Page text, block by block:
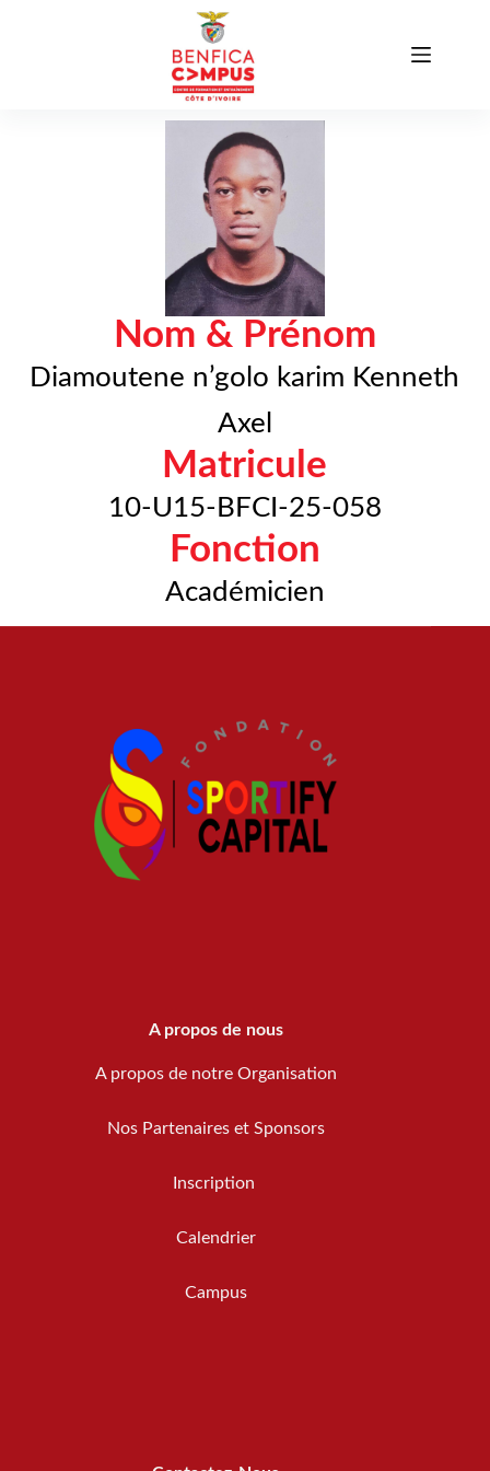
Nom & Prénom
Diamoutene n’golo karim Kenneth
Axel
Matricule
10-U15-BFCI-25-058
Fonction
Académicien
A propos de nous
A propos de notre Organisation
Nos Partenaires et Sponsors
Inscription
Calendrier
Campus